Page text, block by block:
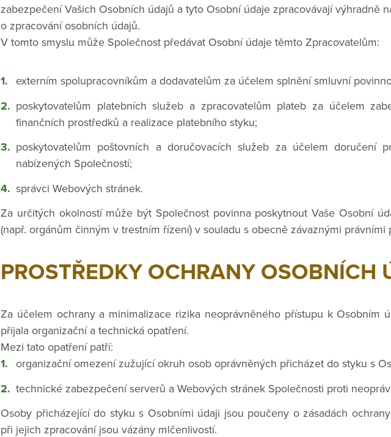
zabezpečení Vašich Osobních údajů a tyto Osobní údaje zpracovávají výhradně
o zpracování osobních údajů.
V tomto smyslu může Společnost předávat Osobní údaje těmto Zpracovatelům:
externím spolupracovníkům a dodavatelům za účelem splnění smluvní
poskytovatelům platebních služeb a zpracovatelům plateb za účelem
finančních prostředků a realizace platebního styku;
poskytovatelům poštovních a doručovacích služeb za účelem doručení
nabízených Společností;
správci Webových stránek.
Za určitých okolností může být Společnost povinna poskytnout Vaše Osobní
(např. orgánům činným v trestním řízení) v souladu s obecně závaznými právními
PROSTŘEDKY OCHRANY OSOBNÍCH
Za účelem ochrany a minimalizace rizika neoprávněného přístupu k Osobním
přijala organizační a technická opatření.
Mezi tato opatření patří:
organizační omezení zužující okruh osob oprávněných přicházet do styku s
technické zabezpečení serverů a Webových stránek Společnosti proti
Osoby přicházející do styku s Osobními údaji jsou poučeny o zásadách
při jejich zpracování jsou vázány mlčenlivostí.